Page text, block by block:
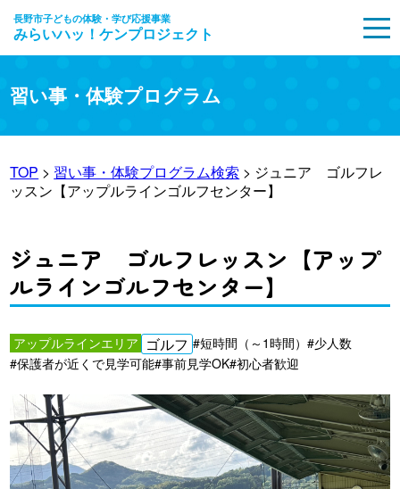
長野市子どもの体験・学び応援事業
みらいハッ！ケンプロジェクト
習い事・体験プログラム
TOP > 習い事・体験プログラム検索 > ジュニア ゴルフレ
ッスン【アップルラインゴルフセンター】
ジュニア ゴルフレッスン【アップ
ルラインゴルフセンター】
アップルラインエリア ゴルフ #短時間（～1時間）#少人数
#保護者が近くで見学可能#事前見学OK#初心者歓迎